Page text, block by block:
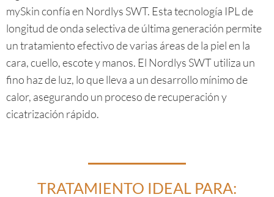
mySkin confía en Nordlys SWT. Esta tecnología IPL de
longitud de onda selectiva de última generación permite
un tratamiento efectivo de varias áreas de la piel en la
cara, cuello, escote y manos. El Nordlys SWT utiliza un
fino haz de luz, lo que lleva a un desarrollo mínimo de
calor, asegurando un proceso de recuperación y
cicatrización rápido.
TRATAMIENTO IDEAL PARA: